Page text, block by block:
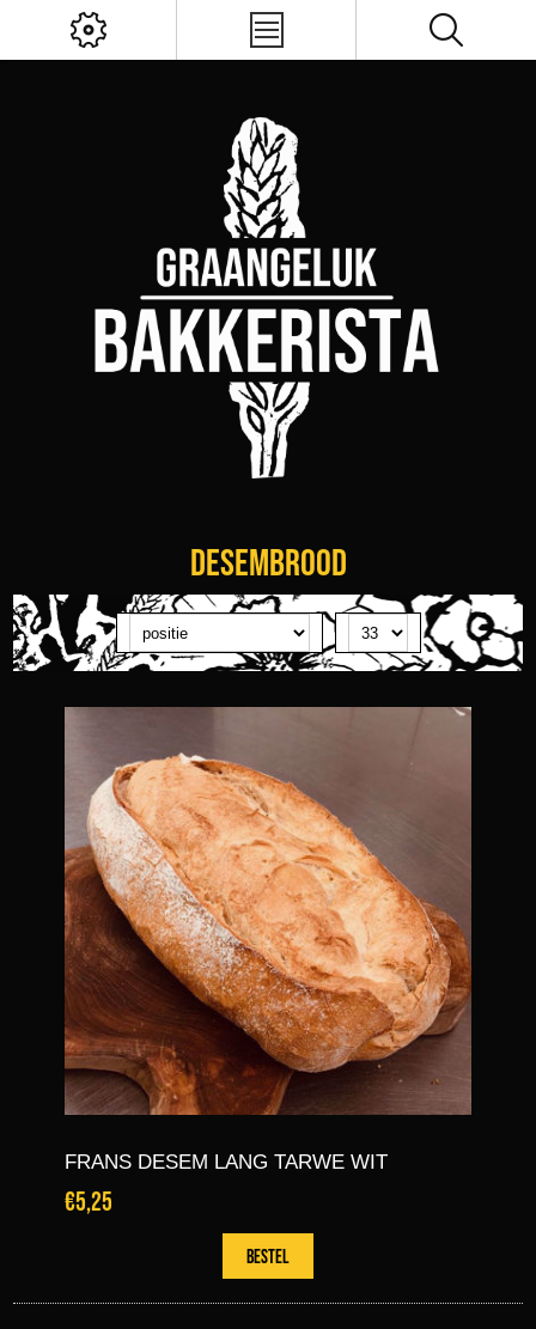
Desembrood
FRANS DESEM LANG TARWE WIT
€5,25